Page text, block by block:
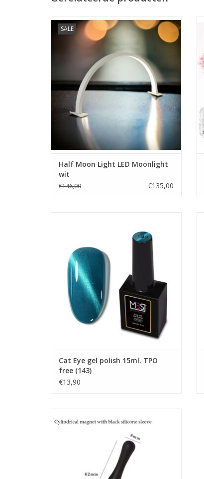
SALE
Half Moon Light LED Moonlight wit
Half Moon Light LED Moonlight
Manicure tafellamp
Bureaulamp
Schaduwloze
Bureaulamp
Nagelstyliste Daglicht
Groothandel in nagelproducten
Half Moon Light LED Moonlight
wit
€146,00 €135,00
Prijzen zijn incl. BTW
TOEVOEGEN AAN WINKELWAGEN
Cat Eye gel polish 15ml. TPO
free (143)
€13,90
Cat eye gellak
Groothandel in nagelproducten
Showroom
TOEVOEGEN AAN WINKELWAGEN